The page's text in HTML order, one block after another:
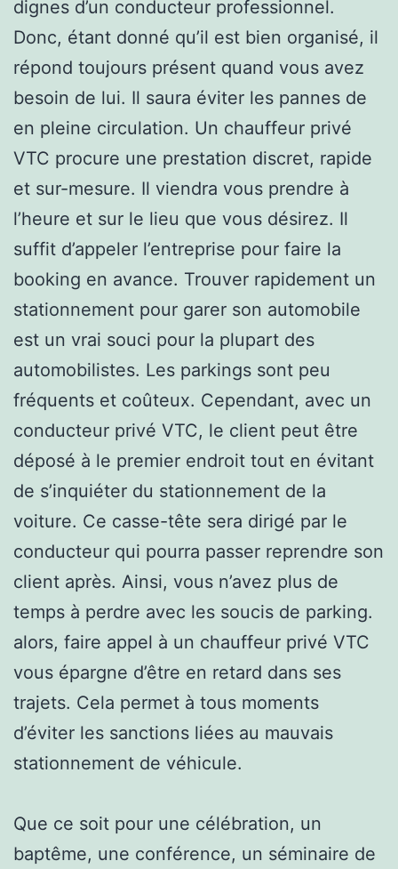
dignes d’un conducteur professionnel.
Donc, étant donné qu’il est bien organisé, il
répond toujours présent quand vous avez
besoin de lui. Il saura éviter les pannes de
en pleine circulation. Un chauffeur privé
VTC procure une prestation discret, rapide
et sur-mesure. Il viendra vous prendre à
l’heure et sur le lieu que vous désirez. Il
suffit d’appeler l’entreprise pour faire la
booking en avance. Trouver rapidement un
stationnement pour garer son automobile
est un vrai souci pour la plupart des
automobilistes. Les parkings sont peu
fréquents et coûteux. Cependant, avec un
conducteur privé VTC, le client peut être
déposé à le premier endroit tout en évitant
de s’inquiéter du stationnement de la
voiture. Ce casse-tête sera dirigé par le
conducteur qui pourra passer reprendre son
client après. Ainsi, vous n’avez plus de
temps à perdre avec les soucis de parking.
alors, faire appel à un chauffeur privé VTC
vous épargne d’être en retard dans ses
trajets. Cela permet à tous moments
d’éviter les sanctions liées au mauvais
stationnement de véhicule.
Que ce soit pour une célébration, un
baptême, une conférence, un séminaire de